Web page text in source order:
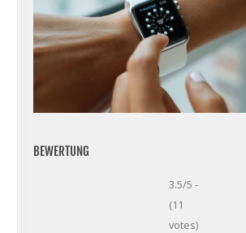
BEWERTUNG
3.5/5 -
(11
votes)